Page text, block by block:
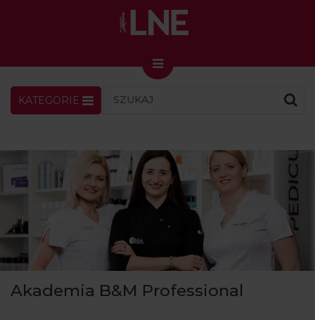
LNENEWS
KONGRES I TARGI
Skin Master w Warszawie
49. edycja w Krakowie
VIDEO
PODCAST
MAGAZYN
O NAS
KATEGORIE
Akademia B&M Professional